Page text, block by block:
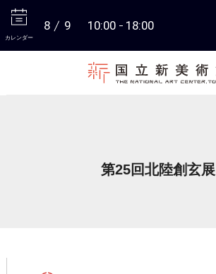
カレンダー
8 9 10:00 18:00
第25回北陸創玄展